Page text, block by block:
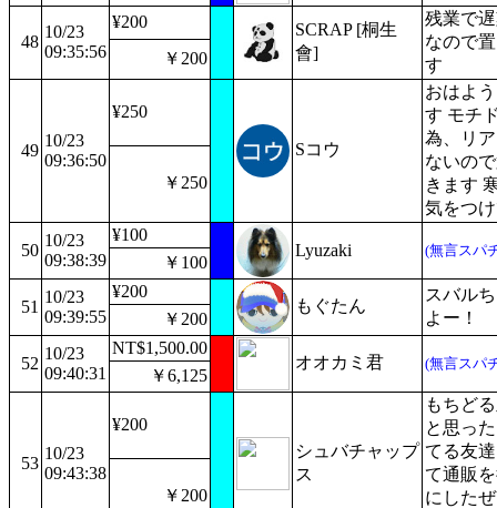
48
10/23
09:35:56
¥200
SCRAP [桐生
會]
残業で
なので
す
￥200
49
10/23
09:36:50
¥250
Sコウ
おはよ
す モチ
為、リ
ないの
きます
気をつ
￥250
50
10/23
09:38:39
¥100
Lyuzaki
(無言スパ
￥100
51
10/23
09:39:55
¥200
もぐたん
スバル
よー！
￥200
52
10/23
09:40:31
NT$1,500.00
オオカミ君 (無言スパ
￥6,125
53
10/23
09:43:38
¥200
シュバチャップ
ス
もちど
と思っ
てる友
て通販
にした
￥200